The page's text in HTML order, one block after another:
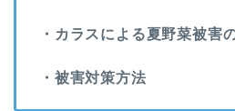
・カラスによる夏野菜被害
・被害対策方法